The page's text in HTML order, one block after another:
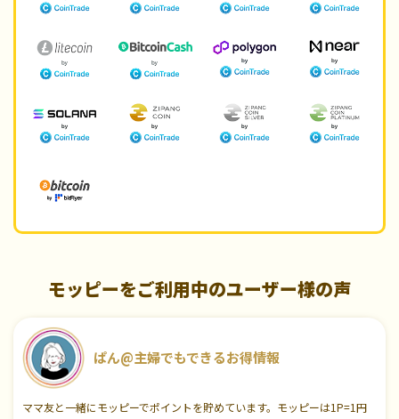
モッピーをご利用中のユーザー様の声
ぱん@主婦でもできるお得情報
ママ友と一緒にモッピーでポイントを貯めています。モッピーは1P=1円